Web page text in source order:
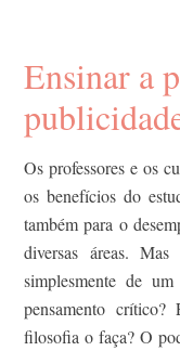
Ensinar a
Os professores e os
os benefícios do
também para o
diversas áreas.
simplesmente de
pensamento
filosofia o faça? O